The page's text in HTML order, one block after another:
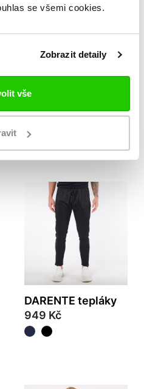
se všemi cookies.
Zobrazit detaily
všeLOGO DASOL
449 Kč
DARENTE tepláky
949 Kč